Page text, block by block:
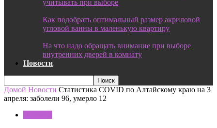
учитывать при выборе
Как подобрать оптимальный размер акриловой
угловой ванны в маленькую квартиру
На что надо обращать внимание при выборе
внутренних дверей в комнату
Новости
Домой Новости Статистика COVID по Алтайскому краю на 3
апреля: заболели 96, умерло 12